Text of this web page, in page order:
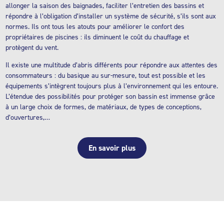
allonger la saison des baignades, faciliter l’entretien des bassins et
répondre à l’obligation d’installer un système de sécurité, s’ils sont aux
normes. Ils ont tous les atouts pour améliorer le confort des
propriétaires de piscines : ils diminuent le coût du chauffage et
protègent du vent.
Il existe une multitude d’abris différents pour répondre aux attentes des
consommateurs : du basique au sur-mesure, tout est possible et les
équipements s’intègrent toujours plus à l’environnement qui les entoure.
L’étendue des possibilités pour protéger son bassin est immense grâce
à un large choix de formes, de matériaux, de types de conceptions,
d’ouvertures,…
En savoir plus